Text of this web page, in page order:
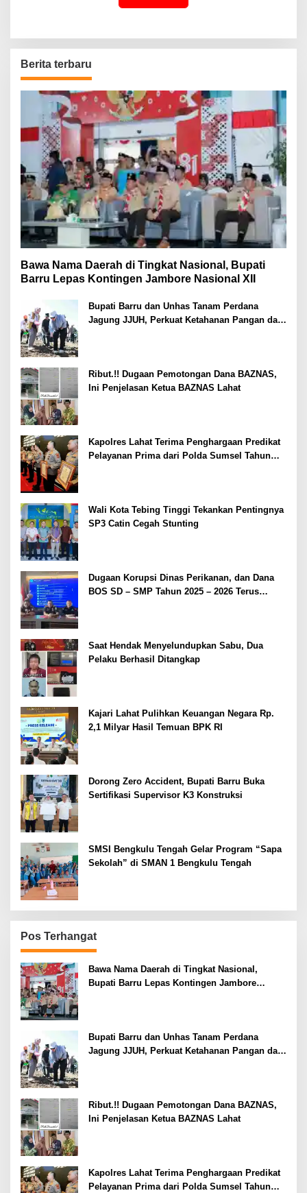
Berita terbaru
Bawa Nama Daerah di Tingkat Nasional, Bupati
Barru Lepas Kontingen Jambore Nasional XII
Bupati Barru dan Unhas Tanam Perdana
Jagung JJUH, Perkuat Ketahanan Pangan dan
Ribut.!! Dugaan Pemotongan Dana BAZNAS,
Ini Penjelasan Ketua BAZNAS Lahat
Kapolres Lahat Terima Penghargaan Predikat
Pelayanan Prima dari Polda Sumsel Tahun
Wali Kota Tebing Tinggi Tekankan Pentingnya
SP3 Catin Cegah Stunting
Dugaan Korupsi Dinas Perikanan, dan Dana
BOS SD – SMP Tahun 2025 – 2026 Terus
Saat Hendak Menyelundupkan Sabu, Dua
Pelaku Berhasil Ditangkap
Kajari Lahat Pulihkan Keuangan Negara Rp.
2,1 Milyar Hasil Temuan BPK RI
Dorong Zero Accident, Bupati Barru Buka
Sertifikasi Supervisor K3 Konstruksi
SMSI Bengkulu Tengah Gelar Program “Sapa
Sekolah” di SMAN 1 Bengkulu Tengah
Pos Terhangat
Bawa Nama Daerah di Tingkat Nasional,
Bupati Barru Lepas Kontingen Jambore
Bupati Barru dan Unhas Tanam Perdana
Jagung JJUH, Perkuat Ketahanan Pangan dan
Ribut.!! Dugaan Pemotongan Dana BAZNAS,
Ini Penjelasan Ketua BAZNAS Lahat
Kapolres Lahat Terima Penghargaan Predikat
Pelayanan Prima dari Polda Sumsel Tahun